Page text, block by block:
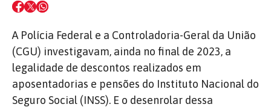
A Polícia Federal e a Controladoria-Geral da União
(CGU) investigavam, ainda no final de 2023, a
legalidade de descontos realizados em
aposentadorias e pensões do Instituto Nacional do
Seguro Social (INSS). E o desenrolar dessa